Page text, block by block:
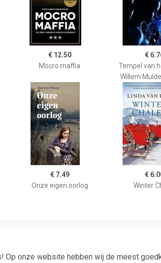
€ 12.50
Mocro maffia
€
Tempel van
Willem
€ 7.49
Onze eigen oorlog
€
Winter
Op onze website hebben wij de meest